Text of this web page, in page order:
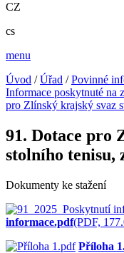
CZ
cs
menu
Úvod /Úřad /Povinné
Informace poskytnuté na
pro Zlínský krajský svaz
91. Dotace pro
stolního tenisu,
Dokumenty ke stažení
informace.pdf(PDF,
Příloha